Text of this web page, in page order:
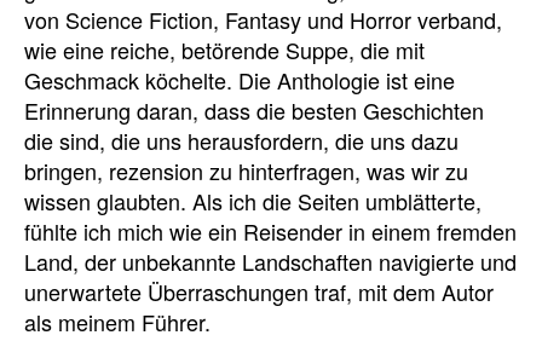
von Science Fiction, Fantasy und Horror verband,
wie eine reiche, betörende Suppe, die mit
Geschmack köchelte. Die Anthologie ist eine
Erinnerung daran, dass die besten Geschichten
die sind, die uns herausfordern, die uns dazu
bringen, rezension zu hinterfragen, was wir zu
wissen glaubten. Als ich die Seiten umblätterte,
fühlte ich mich wie ein Reisender in einem fremden
Land, der unbekannte Landschaften navigierte und
unerwartete Überraschungen traf, mit dem Autor
als meinem Führer.